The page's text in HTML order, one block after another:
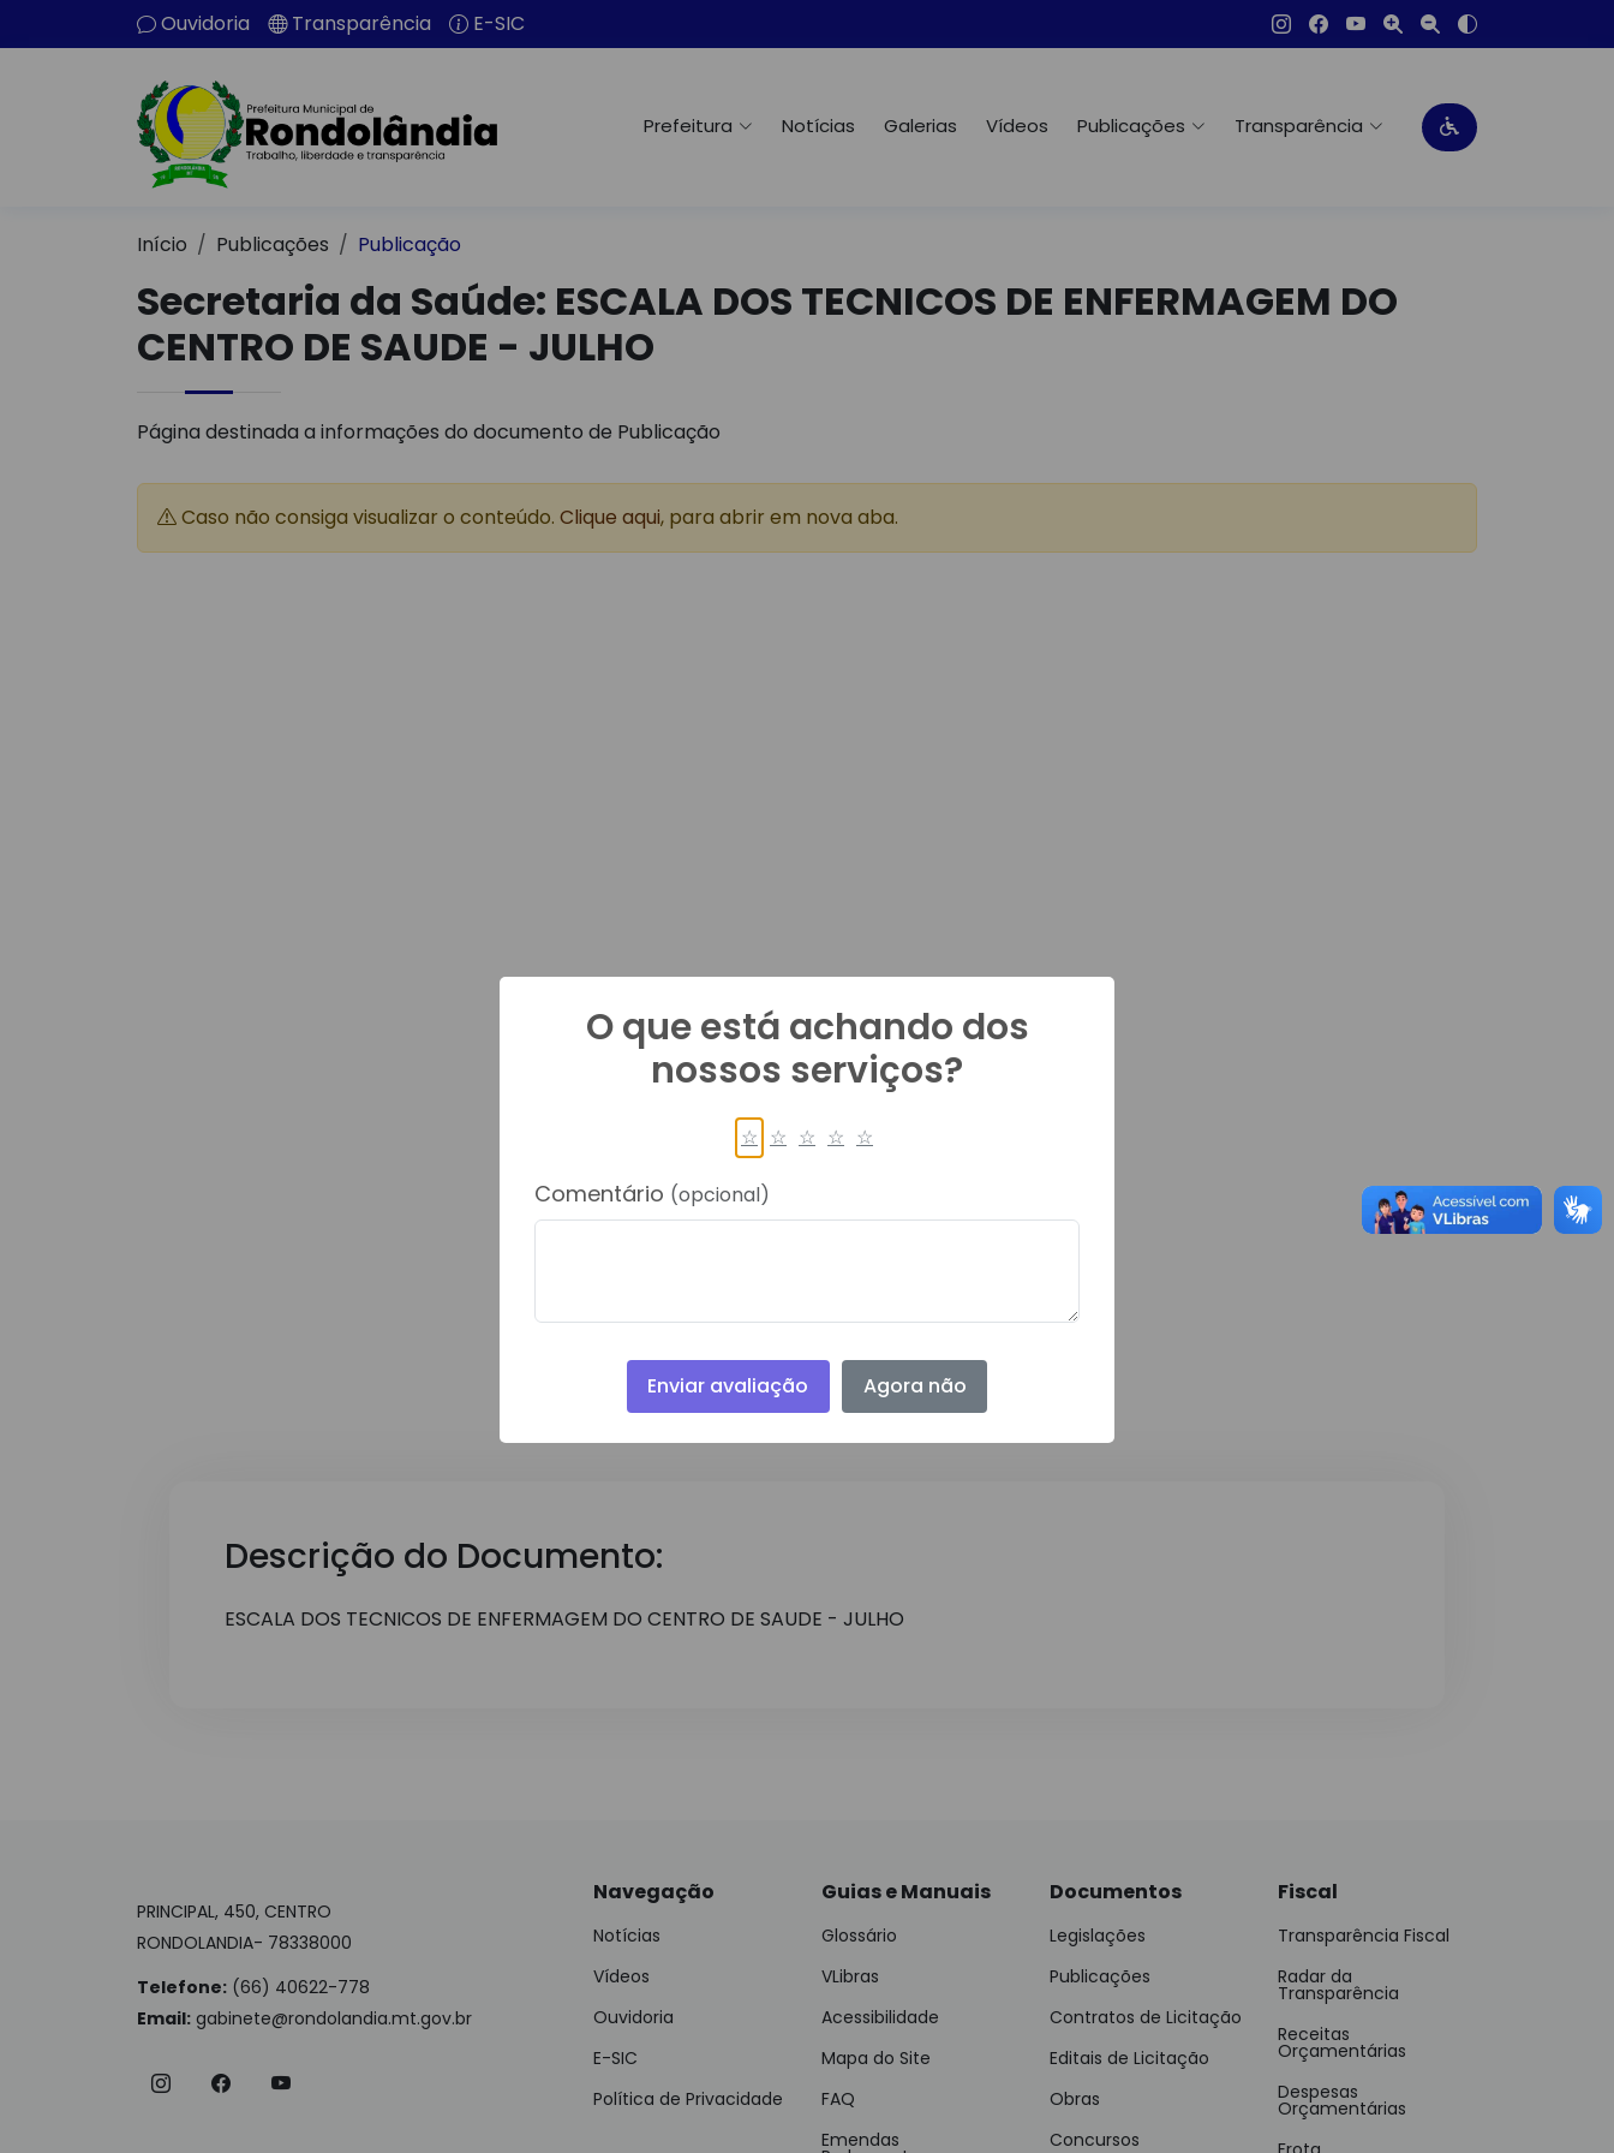
Ouvidoria Transparência E-SIC
Prefeitura Notícias Galerias Vídeos Publicações Transparência
Início Publicações Publicação
Secretaria da Saúde: ESCALA DOS TECNICOS DE ENFERMAGEM DO
CENTRO DE SAUDE - JULHO
Página destinada a informações do documento de Publicação
Caso não consiga visualizar o conteúdo. Clique aqui, para abrir em nova aba.
Download do Arquivo
Descrição do Documento:
ESCALA DOS TECNICOS DE ENFERMAGEM DO CENTRO DE SAUDE - JULHO
PRINCIPAL, 450, CENTRO
RONDOLANDIA- 78338000
Telefone: (66) 40622-778
Email: gabinete@rondolandia.mt.gov.br
Navegação
Notícias
Vídeos
Ouvidoria
E-SIC
Política de Privacidade
Guias e Manuais
Glossário
VLibras
Acessibilidade
Mapa do Site
FAQ
Emendas
Documentos
Legislações
Publicações
Contratos de Licitação
Editais de Licitação
Obras
Concursos
Fiscal
Transparência Fiscal
Radar da
Transparência
Receitas
Orçamentárias
Despesas
Orçamentárias
O que está achando dos
nossos serviços?
☆ ☆ ☆ ☆ ☆
Comentário (opcional)
Enviar avaliação Agora não